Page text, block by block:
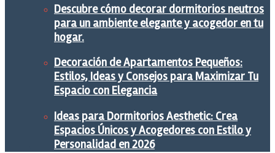
Descubre cómo decorar dormitorios neutros
para un ambiente elegante y acogedor en tu
hogar.
Decoración de Apartamentos Pequeños:
Estilos, Ideas y Consejos para Maximizar Tu
Espacio con Elegancia
Ideas para Dormitorios Aesthetic: Crea
Espacios Únicos y Acogedores con Estilo y
Personalidad en 2026